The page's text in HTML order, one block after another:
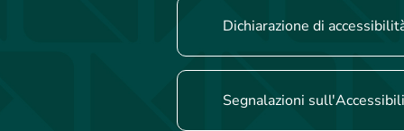
Dichiarazione di
Segnalazioni